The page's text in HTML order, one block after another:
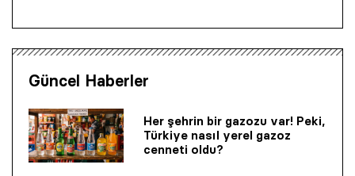
Güncel Haberler
Her şehrin bir gazozu var! Peki,
Türkiye nasıl yerel gazoz
cenneti oldu?